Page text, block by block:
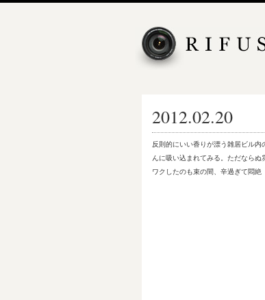
2012.02.20
反則的にいい香りが漂う雑居ビル内
んに吸い込まれてみる。ただならぬ
ワクしたのも束の間、辛過ぎて悶絶